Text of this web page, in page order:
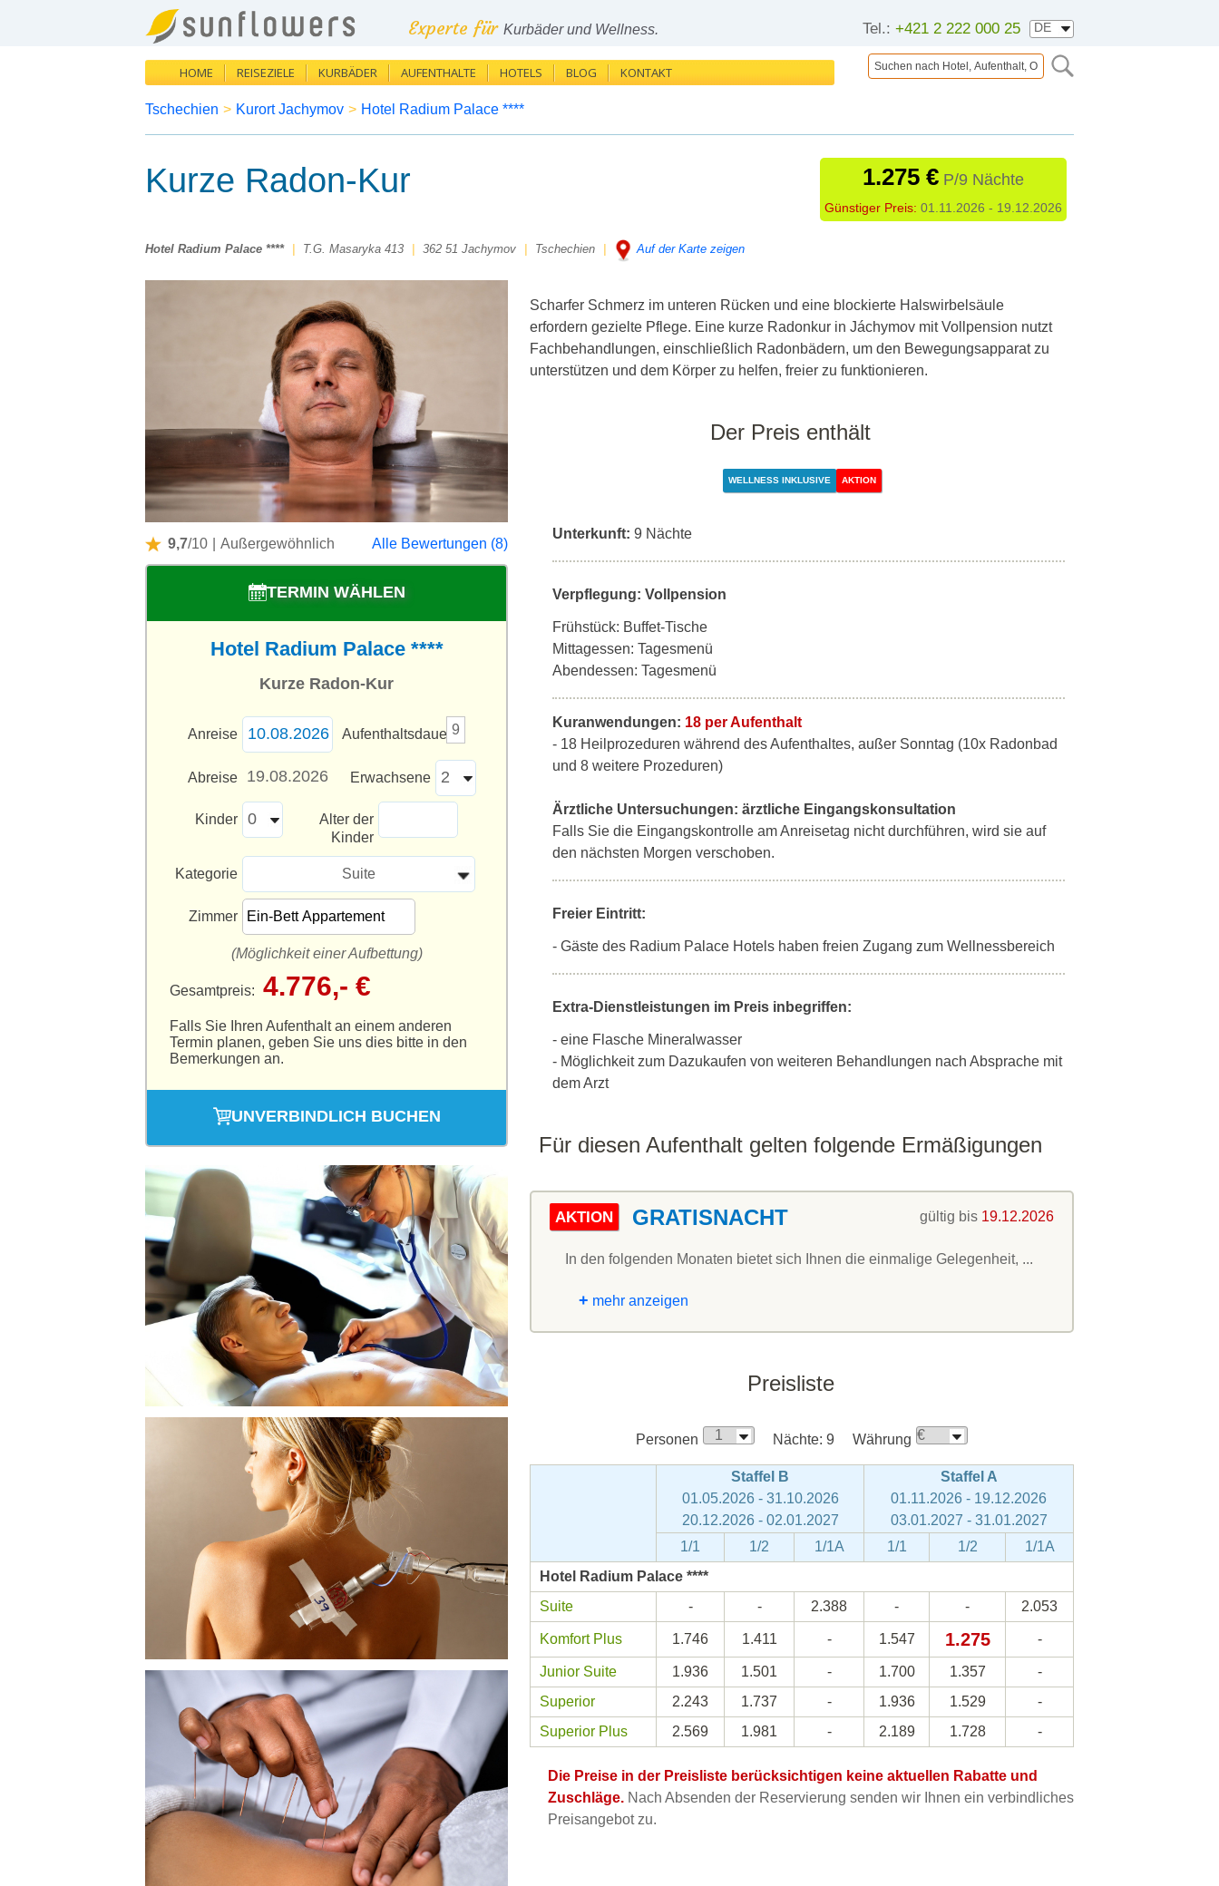
Tel.: +421 2 222 000 25
Experte für Kurbäder und Wellness.
HOME REISEZIELE KURBÄDER AUFENTHALTE HOTELS BLOG KONTAKT
Tschechien > Kurort Jachymov > Hotel Radium Palace ****
Kurze Radon-Kur 1.275 € P/9 Nächte
Günstiger Preis: 01.11.2026 - 19.12.2026
Hotel Radium Palace **** T.G. Masaryka 413 362 51 Jachymov Tschechien Auf der Karte zeigen
9,7/10 Außergewöhnlich Alle Bewertungen (8)
TERMIN WÄHLEN
Hotel Radium Palace ****
Kurze Radon-Kur
Anreise Aufenthaltsdauer 9
Abreise Erwachsene
Kinder
Alter der
Kinder
Kategorie Suite
Zimmer
(Möglichkeit einer Aufbettung)
Gesamtpreis: 4.776,- €
Falls Sie Ihren Aufenthalt an einem anderen
Termin planen, geben Sie uns dies bitte in den
Bemerkungen an.
UNVERBINDLICH BUCHEN
Scharfer Schmerz im unteren Rücken und eine blockierte Halswirbelsäule
erfordern gezielte Pflege. Eine kurze Radonkur in Jáchymov mit Vollpension nutzt
Fachbehandlungen, einschließlich Radonbädern, um den Bewegungsapparat zu
unterstützen und dem Körper zu helfen, freier zu funktionieren.
Der Preis enthält
WELLNESS INKLUSIVE AKTION
Unterkunft: 9 Nächte
Verpflegung: Vollpension
Frühstück: Buffet-Tische
Mittagessen: Tagesmenü
Abendessen: Tagesmenü
Kuranwendungen: 18 per Aufenthalt
- 18 Heilprozeduren während des Aufenthaltes, außer Sonntag (10x Radonbad
und 8 weitere Prozeduren)
Ärztliche Untersuchungen: ärztliche Eingangskonsultation
Falls Sie die Eingangskontrolle am Anreisetag nicht durchführen, wird sie auf
den nächsten Morgen verschoben.
Freier Eintritt:
- Gäste des Radium Palace Hotels haben freien Zugang zum Wellnessbereich
Extra-Dienstleistungen im Preis inbegriffen:
- eine Flasche Mineralwasser
- Möglichkeit zum Dazukaufen von weiteren Behandlungen nach Absprache mit
dem Arzt
Für diesen Aufenthalt gelten folgende Ermäßigungen
AKTION GRATISNACHT gültig bis 19.12.2026
In den folgenden Monaten bietet sich Ihnen die einmalige Gelegenheit, ...
+ mehr anzeigen
Preisliste
Personen Nächte: 9 Währung
Staffel B
01.05.2026 - 31.10.2026
20.12.2026 - 02.01.2027
Staffel A
01.11.2026 - 19.12.2026
03.01.2027 - 31.01.2027
1/1
1/2 1/1A 1/1 1/2
1/1A
Hotel Radium Palace ****
Suite
- - 2.388 - - 2.053
Komfort Plus 1.746 1.411 - 1.547 1.275 -
Junior Suite 1.936 1.501 - 1.700 1.357
-
Superior
2.243 1.737 - 1.936 1.529
-
Superior Plus
2.569 1.981 - 2.189 1.728 -
Die Preise in der Preisliste berücksichtigen keine aktuellen Rabatte und
Zuschläge. Nach Absenden der Reservierung senden wir Ihnen ein verbindliches
Preisangebot zu.